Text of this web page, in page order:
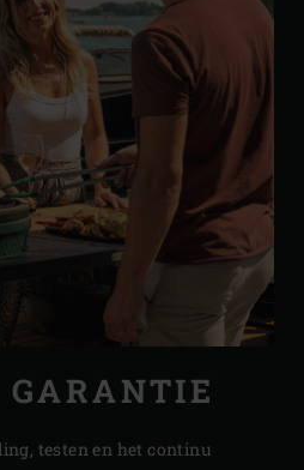
GARANTIE
testen en het continu